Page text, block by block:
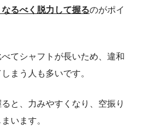
るべく脱力して握るのがポイ
てシャフトが長いため、違和
まう人も多いです。
と、力みやすくなり、空振り
います。